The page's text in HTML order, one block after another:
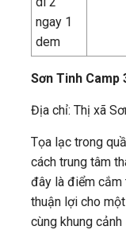
Sơn Tinh Camp
Địa chỉ: Thị xã
Tọa lạc trong
cách trung tâm
đây là điểm cắm
thuận lợi cho
cùng khung